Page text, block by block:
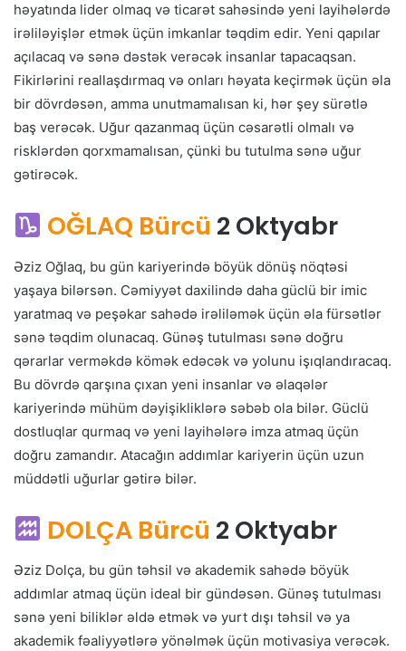
həyatında lider olmaq və ticarət sahəsində yeni layihələrdə
irəliləyişlər etmək üçün imkanlar təqdim edir. Yeni qapılar
açılacaq və sənə dəstək verəcək insanlar tapacaqsan.
Fikirlərini reallaşdırmaq və onları həyata keçirmək üçün əla
bir dövrdəsən, amma unutmamalısan ki, hər şey sürətlə
baş verəcək. Uğur qazanmaq üçün cəsarətli olmalı və
risklərdən qorxmamalısan, çünki bu tutulma sənə uğur
gətirəcək.
OĞLAQ Bürcü 2 Oktyabr
Əziz Oğlaq, bu gün kariyerində böyük dönüş nöqtəsi
yaşaya bilərsən. Cəmiyyət daxilində daha güclü bir imic
yaratmaq və peşəkar sahədə irəliləmək üçün əla fürsətlər
sənə təqdim olunacaq. Günəş tutulması sənə doğru
qərarlar verməkdə kömək edəcək və yolunu işıqlandıracaq.
Bu dövrdə qarşına çıxan yeni insanlar və əlaqələr
kariyerində mühüm dəyişikliklərə səbəb ola bilər. Güclü
dostluqlar qurmaq və yeni layihələrə imza atmaq üçün
doğru zamandır. Atacağın addımlar kariyerin üçün uzun
müddətli uğurlar gətirə bilər.
DOLÇA Bürcü 2 Oktyabr
Əziz Dolça, bu gün təhsil və akademik sahədə böyük
addımlar atmaq üçün ideal bir gündəsən. Günəş tutulması
sənə yeni biliklər əldə etmək və yurt dışı təhsil və ya
akademik fəaliyyətlərə yönəlmək üçün motivasiya verəcək.